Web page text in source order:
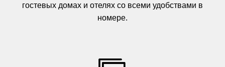
гостевых домах и отелях со всеми удобствами в
номере.